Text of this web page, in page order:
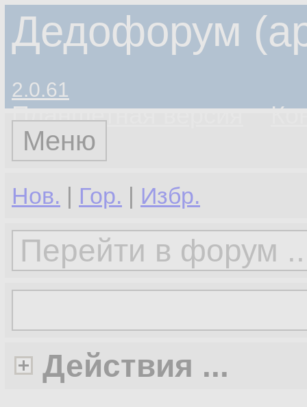
Дедофорум
2.0.61
Планшетная версия
Меню
Нов. | Гор. | Избр.
Действия ...